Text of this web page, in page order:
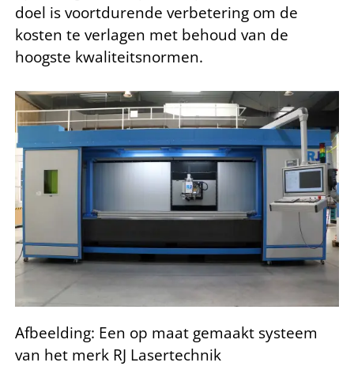
doel is voortdurende verbetering om de
kosten te verlagen met behoud van de
hoogste kwaliteitsnormen.
Afbeelding: Een op maat gemaakt systeem
van het merk RJ Lasertechnik